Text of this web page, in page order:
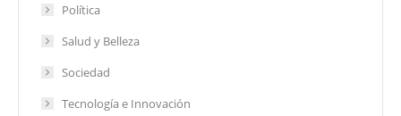
Política
Salud y Belleza
Sociedad
Tecnología e Innovación